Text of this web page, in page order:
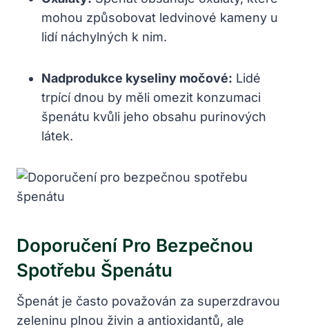
mohou způsobovat ledvinové kameny u
lidí náchylných k nim.
Nadprodukce kyseliny močové: Lidé
trpící dnou by měli omezit konzumaci
špenátu kvůli jeho obsahu purinových
látek.
Doporučení Pro Bezpečnou
Spotřebu Špenátu
Špenát je často považován za superzdravou
zeleninu plnou živin a antioxidantů, ale